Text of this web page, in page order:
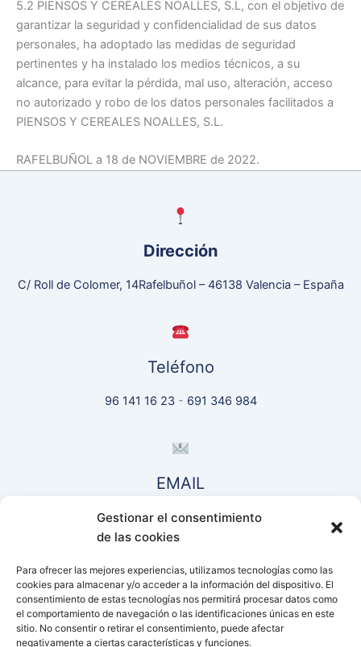
Gestionar el consentimiento
de las cookies
Para ofrecer las mejores experiencias, utilizamos tecnologías como las
cookies para almacenar y/o acceder a la información del dispositivo. El
consentimiento de estas tecnologías nos permitirá procesar datos como
el comportamiento de navegación o las identificaciones únicas en este
sitio. No consentir o retirar el consentimiento, puede afectar
negativamente a ciertas características y funciones.
5.2 PIENSOS Y CEREALES NOALLES, S.L, con el objetivo de
garantizar la seguridad y confidencialidad de sus datos
personales, ha adoptado las medidas de seguridad
pertinentes y ha instalado los medios técnicos, a su
alcance, para evitar la pérdida, mal uso, alteración, acceso
no autorizado y robo de los datos personales facilitados a
PIENSOS Y CEREALES NOALLES, S.L.
RAFELBUÑOL a 18 de NOVIEMBRE de 2022.
Dirección
C/ Roll de Colomer, 14Rafelbuñol – 46138 Valencia – España
Teléfono
96 141 16 23- 691 346 984
EMAIL
comercial@piensosnoalles.es
Conectar